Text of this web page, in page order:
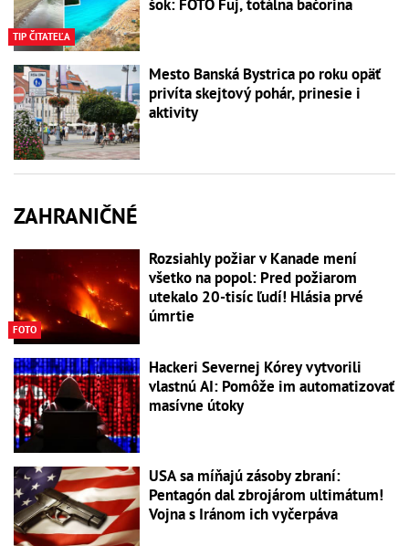
TIP ČITATEĽA
šok: FOTO Fuj, totálna bačorina
Mesto Banská Bystrica po roku opäť
privíta skejtový pohár, prinesie i
aktivity
ZAHRANIČNÉ
FOTO
Rozsiahly požiar v Kanade mení
všetko na popol: Pred požiarom
utekalo 20-tisíc ľudí! Hlásia prvé
úmrtie
Hackeri Severnej Kórey vytvorili
vlastnú AI: Pomôže im automatizovať
masívne útoky
USA sa míňajú zásoby zbraní:
Pentagón dal zbrojárom ultimátum!
Vojna s Iránom ich vyčerpáva